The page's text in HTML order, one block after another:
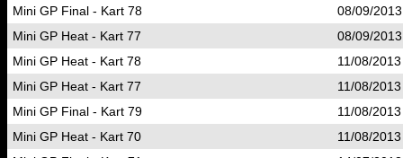
Mini GP Final - Kart 78
08/09/
Mini GP Heat - Kart 77
08/09/
Mini GP Heat - Kart 78
11/08/
Mini GP Heat - Kart 77
11/08/
Mini GP Final - Kart 79
11/08/
Mini GP Heat - Kart 70
11/08/